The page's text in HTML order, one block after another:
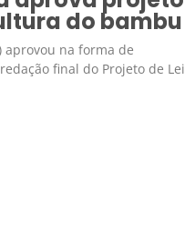
do bambu
aprovou na forma de
final do Projeto de Lei